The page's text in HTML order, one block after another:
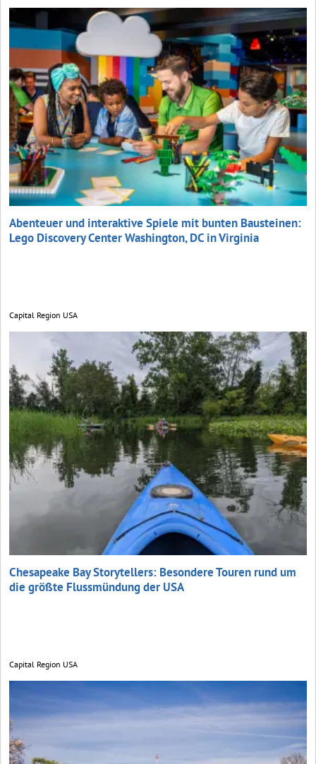
Abenteuer und interaktive Spiele mit bunten Bausteinen:
Lego Discovery Center Washington, DC in Virginia
Capital Region USA
Chesapeake Bay Storytellers: Besondere Touren rund um
die größte Flussmündung der USA
Capital Region USA